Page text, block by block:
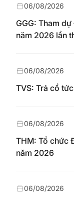
ngày 04/08/
GGG: Tham
năm 2026 lần
06/08/2026
TVS: Trả cổ
06/08/2026
THM: Tổ chức
năm 2026
06/08/2026
06/08/2026